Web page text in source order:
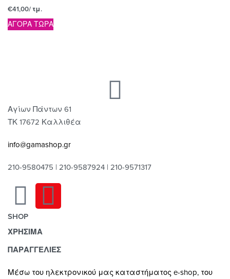
€41,00/ τμ.
ΑΓΟΡΑ ΤΩΡΑ
Αγίων Πάντων 61
ΤΚ 17672 Καλλιθέα
info@gamashop.gr
210-9580475 | 210-9587924 | 210-9571317
SHOP
Χαλιά
Κουρτίνες
ΧΡΗΣΙΜΑ
Τρόποι Πληρωμής
ΠΑΡΑΓΓΕΛΙΕΣ
Μέσω του ηλεκτρονικού μας καταστήματος e-shop, του